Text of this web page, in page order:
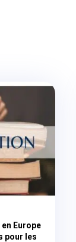
Europe
pour les